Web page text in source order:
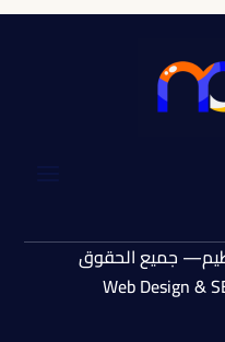
جميع الحقوق